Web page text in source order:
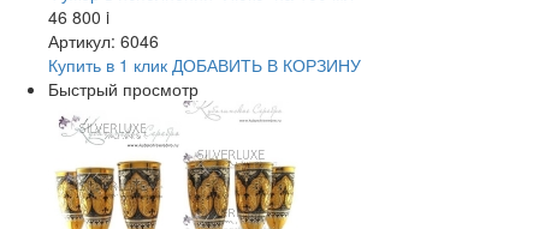
46 800 i
Артикул: 6046
Купить в 1 клик ДОБАВИТЬ В КОРЗИНУ
Быстрый просмотр